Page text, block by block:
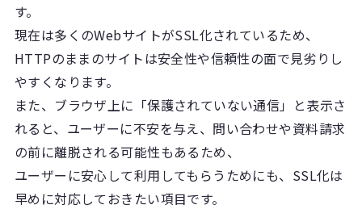
す。
現在は多くのWebサイトがSSL化されているため、
HTTPのままのサイトは安全性や信頼性の面で見劣りし
やすくなります。
また、ブラウザ上に「保護されていない通信」と表示さ
れると、ユーザーに不安を与え、問い合わせや資料請求
の前に離脱される可能性もあるため、
ユーザーに安心して利用してもらうためにも、SSL化は
早めに対応しておきたい項目です。